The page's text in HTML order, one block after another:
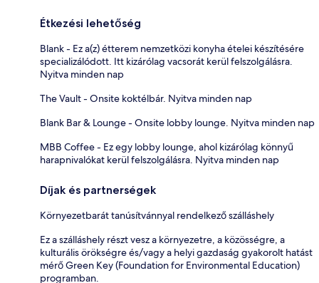
Étkezési lehetőség
Blank - Ez a(z) étterem nemzetközi konyha ételei készítésére
specializálódott. Itt kizárólag vacsorát kerül felszolgálásra.
Nyitva minden nap
The Vault - Onsite koktélbár. Nyitva minden nap
Blank Bar & Lounge - Onsite lobby lounge. Nyitva minden nap
MBB Coffee - Ez egy lobby lounge, ahol kizárólag könnyű
harapnivalókat kerül felszolgálásra. Nyitva minden nap
Díjak és partnerségek
Környezetbarát tanúsítvánnyal rendelkező szálláshely
Ez a szálláshely részt vesz a környezetre, a közösségre, a
kulturális örökségre és/vagy a helyi gazdaság gyakorolt hatást
mérő Green Key (Foundation for Environmental Education)
programban.